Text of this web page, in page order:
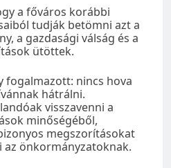
a főváros korábbi
tudják betömni azt a
a gazdasági válság és a
ütöttek.
fogalmazott: nincs hova
hátrálni.
visszavenni a
minőségéből,
megszorításokat
önkormányzatoknak.